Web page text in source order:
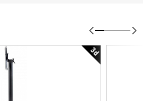
3d